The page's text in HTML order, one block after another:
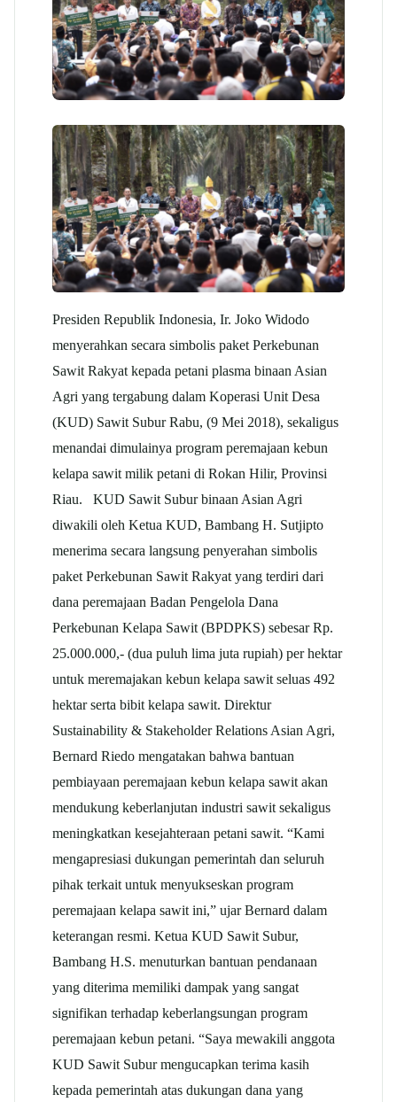
Presiden Republik Indonesia, Ir. Joko Widodo
menyerahkan secara simbolis paket Perkebunan
Sawit Rakyat kepada petani plasma binaan Asian
Agri yang tergabung dalam Koperasi Unit Desa
(KUD) Sawit Subur Rabu, (9 Mei 2018), sekaligus
menandai dimulainya program peremajaan kebun
kelapa sawit milik petani di Rokan Hilir, Provinsi
Riau. KUD Sawit Subur binaan Asian Agri
diwakili oleh Ketua KUD, Bambang H. Sutjipto
menerima secara langsung penyerahan simbolis
paket Perkebunan Sawit Rakyat yang terdiri dari
dana peremajaan Badan Pengelola Dana
Perkebunan Kelapa Sawit (BPDPKS) sebesar Rp.
25.000.000,- (dua puluh lima juta rupiah) per hektar
untuk meremajakan kebun kelapa sawit seluas 492
hektar serta bibit kelapa sawit. Direktur
Sustainability & Stakeholder Relations Asian Agri,
Bernard Riedo mengatakan bahwa bantuan
pembiayaan peremajaan kebun kelapa sawit akan
mendukung keberlanjutan industri sawit sekaligus
meningkatkan kesejahteraan petani sawit. “Kami
mengapresiasi dukungan pemerintah dan seluruh
pihak terkait untuk menyukseskan program
peremajaan kelapa sawit ini,” ujar Bernard dalam
keterangan resmi. Ketua KUD Sawit Subur,
Bambang H.S. menuturkan bantuan pendanaan
yang diterima memiliki dampak yang sangat
signifikan terhadap keberlangsungan program
peremajaan kebun petani. “Saya mewakili anggota
KUD Sawit Subur mengucapkan terima kasih
kepada pemerintah atas dukungan dana yang